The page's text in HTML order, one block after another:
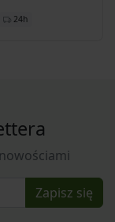
24h
do koszyka
Zapisz się